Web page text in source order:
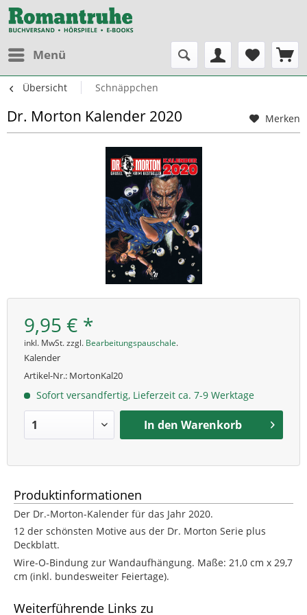
Menü
Übersicht Schnäppchen
Merken
Dr. Morton Kalender 2020
9,95 € *
inkl. MwSt. zzgl. Bearbeitungspauschale.
Kalender
Artikel-Nr.: MortonKal20
Sofort versandfertig, Lieferzeit ca. 7-9 Werktage
In den Warenkorb
Produktinformationen
Der Dr.-Morton-Kalender für das Jahr 2020.
12 der schönsten Motive aus der Dr. Morton Serie plus
Deckblatt.
Wire-O-Bindung zur Wandaufhängung. Maße: 21,0 cm x 29,7
cm (inkl. bundesweiter Feiertage).
Weiterführende Links zu